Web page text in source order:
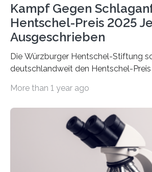
Kampf Gegen
Hentschel-Preis 2025
Ausgeschrieben
Die Würzburger Hentschel-Stiftung
deutschlandweit den Hentschel-Preis
hochrangige wissenschaftliche
Schlaganfall“ mit Sitz in Würzburg
Schlaganfallforschung, um die
Betroffenen zu verbessern. Dazu
diesem Jahr wieder deutschlandweit
Preis aus. Er richtet sich gezielt an
More than 1 year ago